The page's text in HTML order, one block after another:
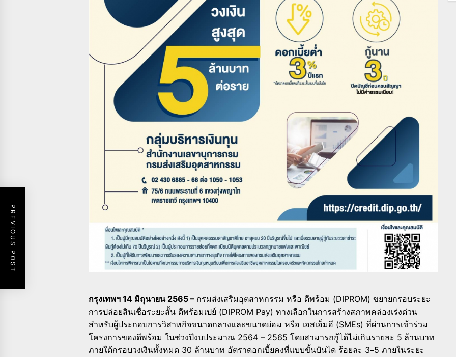
กรุงเทพฯ 14 มิถุนายน 2565 – กรมส่งเสริมอุตสาหกรรม หรือ ดีพร้อม (DIPROM) ขยายกรอบระยะ
การปล่อยสินเชื่อระยะสั้น ดีพร้อมเปย์ (DIPROM Pay) ทางเลือกในการสร้างสภาพคล่องเร่งด่วน
สำหรับผู้ประกอบการวิสาหกิจขนาดกลางและขนาดย่อม หรือ เอสเอ็มอี (SMEs) ที่ผ่านการเข้าร่วม
โครงการของดีพร้อม ในช่วงปีงบประมาณ 2564 – 2565 โดยสามารถกู้ได้ไม่เกินรายละ 5 ล้านบาท
ภายใต้กรอบวงเงินทั้งหมด 30 ล้านบาท อัตราดอกเบี้ยคงที่แบบขั้นบันได ร้อยละ 3–5 ภายในระยะ
PREVIOUS POST